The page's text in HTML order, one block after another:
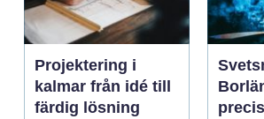
Projektering i
kalmar från idé till
färdig lösning